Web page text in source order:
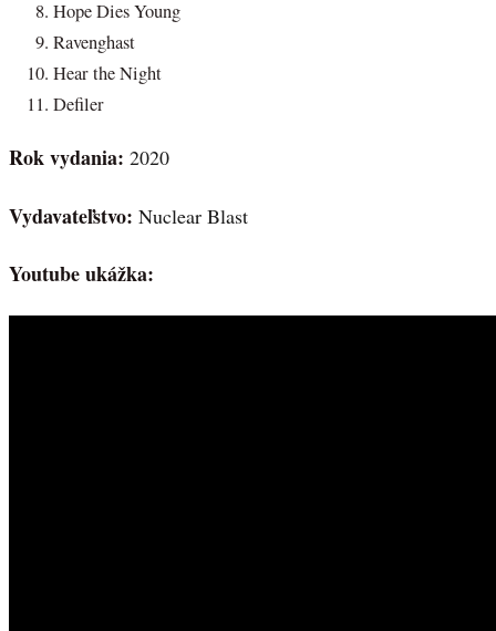
Hope Dies Young
Ravenghast
Hear the Night
Defiler
Rok vydania: 2020
Vydavateľstvo: Nuclear Blast
Youtube ukážka: